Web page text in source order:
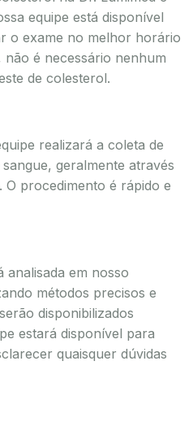
equipe está disponível
o exame no melhor horário
é necessário nenhum
de colesterol.
realizará a coleta de
geralmente através
procedimento é rápido e
analisada em nosso
métodos precisos e
disponibilizados
estará disponível para
quaisquer dúvidas